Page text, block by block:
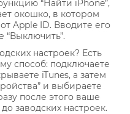
“Найти iPhone”,
окошко, в котором
Apple ID. Вводите его
“Выключить”.
настроек? Есть
способ: подключаете
iTunes, а затем
и выбираете
после этого ваше
заводских настроек.